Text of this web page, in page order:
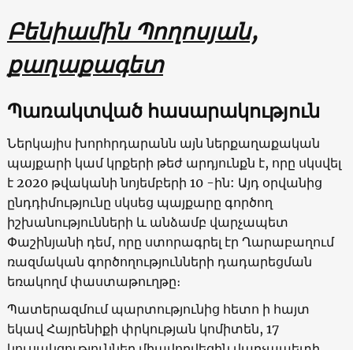
Բենիամին Պողոսյան,
քաղաքագետ
Պառակտված հասարակություն
Ներկայիս խորհրդարանն այն ներքաղաքական
պայքարի կամ կրքերի թեժ արդյունքն է, որը սկսվել
է 2020 թվականի նոյեմբերի 10 -ին: Այդ օրվանից
ընդդիմությունը սկսեց պայքարը գործող
իշխանությունների և անձամբ վարչապետ
Փաշինյանի դեմ, որը ստորագրել էր Ղարաբաղում
ռազմական գործողությունների դադարեցման
եռակողմ փաստաթուղթը։
Պատերազմում պարտությունից հետո ի հայտ
եկավ Հայրենիքի փրկության կոմիտեն, 17